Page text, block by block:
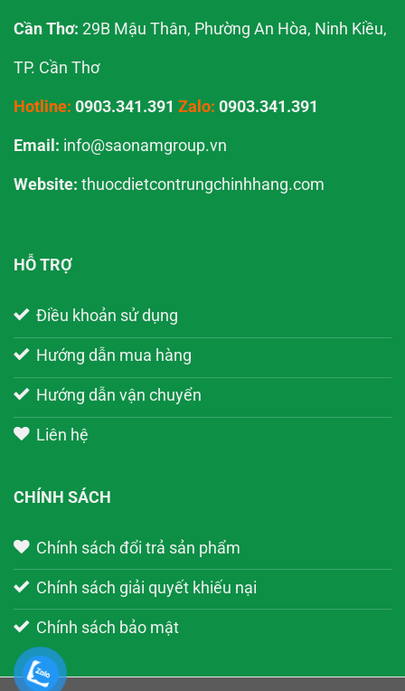
Cần Thơ: 29B Mậu Thân, Phường An Hòa, Ninh Kiều,
TP. Cần Thơ
Hotline: 0903.341.391 Zalo: 0903.341.391
Email: info@saonamgroup.vn
Website: thuocdietcontrungchinhhang.com
HỖ TRỢ
Điều khoản sử dụng
Hướng dẫn mua hàng
Hướng dẫn vận chuyển
Liên hệ
CHÍNH SÁCH
Chính sách đổi trả sản phẩm
Chính sách giải quyết khiếu nại
Chính sách bảo mật